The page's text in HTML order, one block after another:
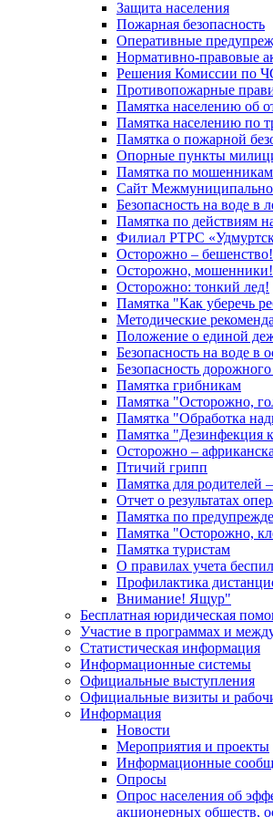
Защита населения
Пожарная безопасность
Оперативные
Нормативно-правовые
Решения Комиссии по
Противопожарные
Памятка населению об
Памятка населению по
Памятка о пожарной
Опорные пункты
Памятка по мошенникам
Сайт
Безопасность на воде в
Памятка по действиям
Филиал РТРС
Осторожно – бешенство!
Осторожно, мошенники!
Осторожно: тонкий лед!
Памятка "Как уберечь
Методические
Положение о единой
Безопасность на воде в
Безопасность
Памятка грибникам
Памятка "Осторожно,
Памятка "Обработка
Памятка "Дезинфекция
Осторожно –
Птичий грипп
Памятка для родителей
Отчет о результатах
Памятка по
Памятка "Осторожно,
Памятка туристам
О правилах учета
Профилактика
Внимание! Ящур"
Бесплатная юридическая
Участие в программах и
Статистическая информация
Информационные системы
Официальные выступления
Официальные визиты и
Информация
Новости
Мероприятия и проекты
Информационные
Опросы
Опрос населения об
акционерных обществ,